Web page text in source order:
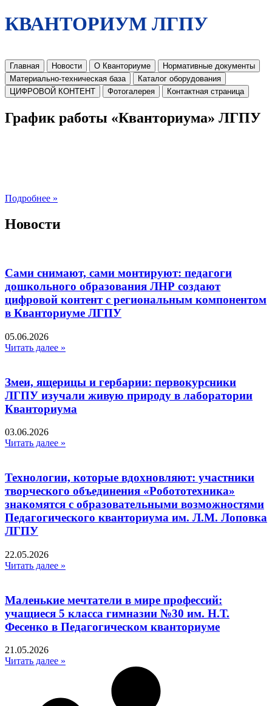
КВАНТОРИУМ ЛГПУ
Главная Новости О Кванториуме
Нормативные документы
Материально-техническая база
Каталог оборудования
ЦИФРОВОЙ КОНТЕНТ
Фотогалерея Контактная страница
График работы «Кванториума» ЛГПУ
Подробнее »
Новости
Сами снимают, сами монтируют: педагоги
дошкольного образования ЛНР создают
цифровой контент с региональным компонентом
в Кванториуме ЛГПУ​
05.06.2026
Читать далее »
Змеи, ящерицы и гербарии: первокурсники
ЛГПУ изучали живую природу в лаборатории
Кванториума
03.06.2026
Читать далее »
Технологии, которые вдохновляют: участники
творческого объединения «Робототехника»
знакомятся с образовательными возможностями
Педагогического кванториума им. Л.М. Лоповка
ЛГПУ
22.05.2026
Читать далее »
Маленькие мечтатели в мире профессий:
учащиеся 5 класса гимназии №30 им. Н.Т.
Фесенко в Педагогическом кванториуме
21.05.2026
Читать далее »